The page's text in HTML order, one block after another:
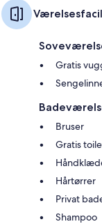
Gratis
Bruser
Gratis
Hårtørrer
Privat
Shampoo